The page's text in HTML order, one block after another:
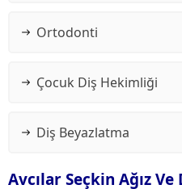
Ortodonti
Çocuk Diş Hekimliği
Diş Beyazlatma
Avcılar Seçkin Ağız